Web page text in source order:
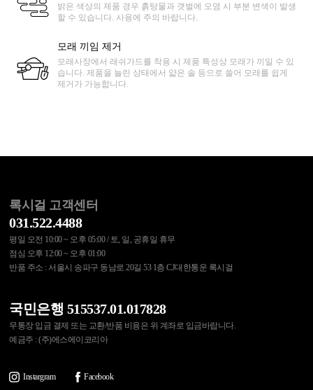
밝은 색상의 제품 경우 흙탕물과 갯벌에 오염 시 부분 변색이 발생
할 수 있습니다. 사용에 주의 바랍니다.
모래 끼임 제거
모래사장에서 래쉬가드를 착용 시 제품 특성상 모래가 끼일 수 있
습니다. 제품을 늘린 상태에서 얇은 솔 등으로 쓸어 모래를 쉽게
제거가 가능합니다.
록시걸 고객센터
031.522.4488
평일 오전 10:00 ~ 오후 05:00 / 토, 일, 공휴일 휴무
점심 오후 12:00 ~ 오후 01:00
반품 주소 : 서울시 송파구 동남로 20길 53 1층 CJ대한통운 록시걸
국민은행 515537.01.017828
무통장 입금 결제 또는 교환/반품 비용은 위 계좌로 입금바랍니다.
예금주 : (주)에스에이코리아
Instargram Facebook